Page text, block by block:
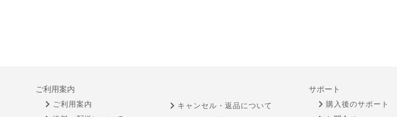
ご利用案内
ご利用案内
キャンセル・返品について
サポート
購入後のサポート